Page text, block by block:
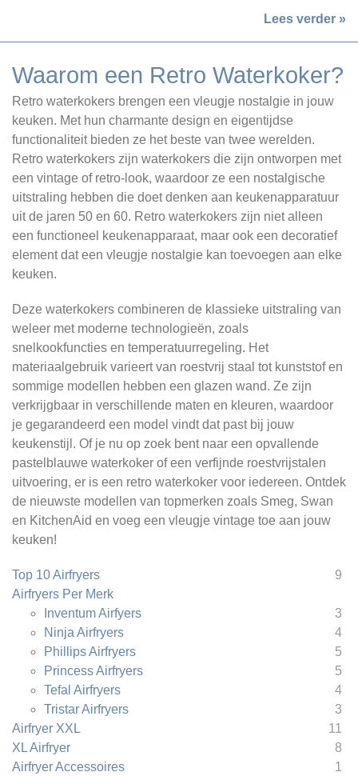
Top 10 Airfryers
9
Airfryers Per Merk
Inventum Airfyers
3
Ninja Airfryers
4
Phillips Airfryers
5
Princess Airfryers
5
Tefal Airfryers
4
Tristar Airfryers
3
Airfryer XXL
11
XL Airfryer
8
Airfryer Accessoires
1
Lees verder »
Waarom een Retro Waterkoker?
Retro waterkokers brengen een vleugje nostalgie in jouw
keuken. Met hun charmante design en eigentijdse
functionaliteit bieden ze het beste van twee werelden.
Retro waterkokers zijn waterkokers die zijn ontworpen met
een vintage of retro-look, waardoor ze een nostalgische
uitstraling hebben die doet denken aan keukenapparatuur
uit de jaren 50 en 60. Retro waterkokers zijn niet alleen
een functioneel keukenapparaat, maar ook een decoratief
element dat een vleugje nostalgie kan toevoegen aan elke
keuken.
Deze waterkokers combineren de klassieke uitstraling van
weleer met moderne technologieën, zoals
snelkookfuncties en temperatuurregeling. Het
materiaalgebruik varieert van roestvrij staal tot kunststof en
sommige modellen hebben een glazen wand. Ze zijn
verkrijgbaar in verschillende maten en kleuren, waardoor
je gegarandeerd een model vindt dat past bij jouw
keukenstijl. Of je nu op zoek bent naar een opvallende
pastelblauwe waterkoker of een verfijnde roestvrijstalen
uitvoering, er is een retro waterkoker voor iedereen. Ontdek
de nieuwste modellen van topmerken zoals Smeg, Swan
en KitchenAid en voeg een vleugje vintage toe aan jouw
keuken!